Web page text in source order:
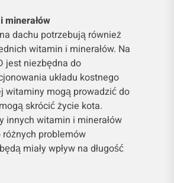
minerałów
dachu potrzebują również
witamin i minerałów. Na
jest niezbędna do
układu kostnego
witaminy mogą prowadzić do
skrócić życie kota.
innych witamin i minerałów
problemów
miały wpływ na długość